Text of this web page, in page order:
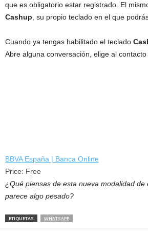
que es obligatorio estar registrado. El
Cashup , su propio teclado en el que
Cuando ya tengas habilitado el teclado
Abre alguna conversación, elige al
BBVA España | Banca Online
Price: Free
¿Qué piensas de esta nueva modalidad de
parece algo pesado?
ETIQUETAS WHATSAPP